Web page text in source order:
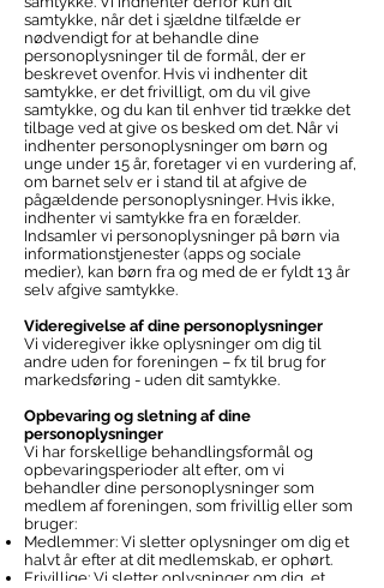
samtykke, når det i sjældne tilfælde er
nødvendigt for at behandle dine
personoplysninger til de formål, der er
beskrevet ovenfor. Hvis vi indhenter dit
samtykke, er det frivilligt, om du vil give
samtykke, og du kan til enhver tid trække det
tilbage ved at give os besked om det. Når vi
indhenter personoplysninger om børn og
unge under 15 år, foretager vi en vurdering af,
om barnet selv er i stand til at afgive de
pågældende personoplysninger. Hvis ikke,
indhenter vi samtykke fra en forælder.
Indsamler vi personoplysninger på børn via
informationstjenester (apps og sociale
medier), kan børn fra og med de er fyldt 13 år
selv afgive samtykke.
Videregivelse af dine personoplysninger
Vi videregiver ikke oplysninger om dig til
andre uden for foreningen – fx til brug for
markedsføring - uden dit samtykke.
Opbevaring og sletning af dine
personoplysninger
Vi har forskellige behandlingsformål og
opbevaringsperioder alt efter, om vi
behandler dine personoplysninger som
medlem af foreningen, som frivillig eller som
bruger:
Medlemmer: Vi sletter oplysninger om dig et
halvt år efter at dit medlemskab, er ophørt.
Frivillige: Vi sletter oplysninger om dig, et